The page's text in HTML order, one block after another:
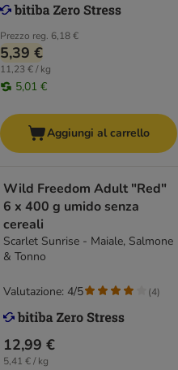
Prezzo reg. 6,18 €
5,39 €
11,23 € / kg
5,01 €
Aggiungi al carrello
Wild Freedom Adult "Red"
6 x 400 g umido senza
cereali
Scarlet Sunrise - Maiale, Salmone
& Tonno
12,99 €
5,41 € / kg
Valutazione: 4/5 (4)